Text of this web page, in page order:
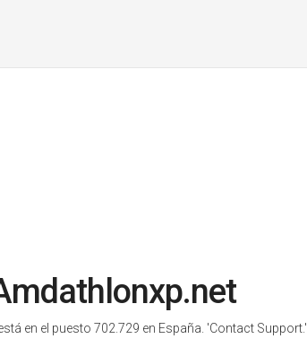
en el puesto 702.729 en España. 'Contact Support.'